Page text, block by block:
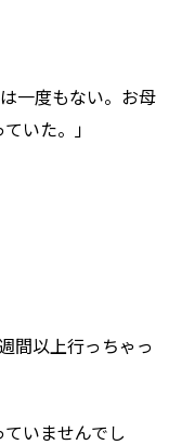
一度もない。お母
いた。」
間以上行っちゃっ
いませんでし